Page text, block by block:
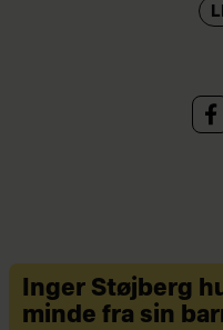
Inger Støjberg
minde fra sin